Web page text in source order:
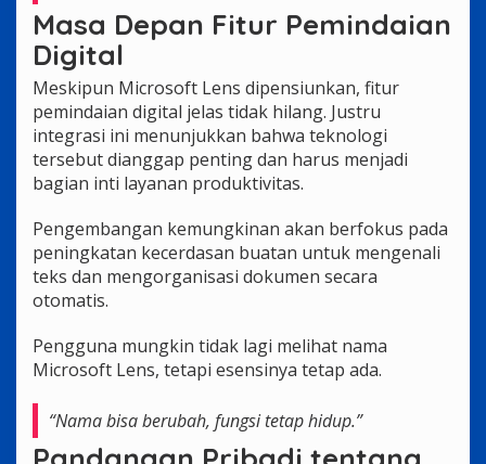
Masa Depan Fitur Pemindaian
Digital
Meskipun Microsoft Lens dipensiunkan, fitur
pemindaian digital jelas tidak hilang. Justru
integrasi ini menunjukkan bahwa teknologi
tersebut dianggap penting dan harus menjadi
bagian inti layanan produktivitas.
Pengembangan kemungkinan akan berfokus pada
peningkatan kecerdasan buatan untuk mengenali
teks dan mengorganisasi dokumen secara
otomatis.
Pengguna mungkin tidak lagi melihat nama
Microsoft Lens, tetapi esensinya tetap ada.
“Nama bisa berubah, fungsi tetap hidup.”